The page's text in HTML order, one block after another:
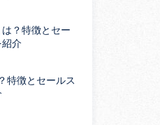
？特徴とセー
紹介
特徴とセールス